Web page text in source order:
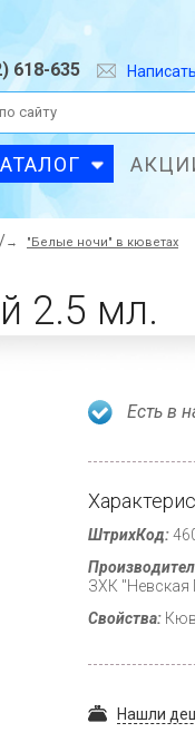
618-635
→ "Белые ночи" в кюветах
2.5 мл.
Есть в
ШтрихКод:
ЗХК "Невская
Свойства:
Нашли